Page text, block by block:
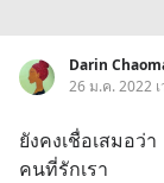
Darin
26 ม.ค. 2022
ยังคงเชื่อเสมอว่า
คนที่รักเรา